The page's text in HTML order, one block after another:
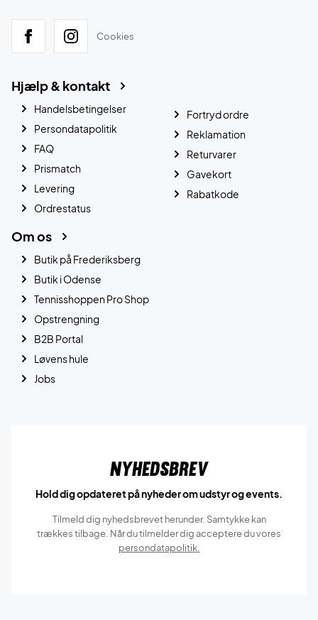
Cookies
Hjælp & kontakt
Handelsbetingelser
Persondatapolitik
FAQ
Prismatch
Levering
Ordrestatus
Fortryd ordre
Reklamation
Returvarer
Gavekort
Rabatkode
Om os
Butik på Frederiksberg
Butik i Odense
Tennisshoppen Pro Shop
Opstrengning
B2B Portal
Løvens hule
Jobs
Nyhedsbrev
Hold dig opdateret på nyheder om udstyr og events.
Tilmeld dig nyhedsbrevet herunder. Samtykke kan
trækkes tilbage. Når du tilmelder dig acceptere du vores
persondatapolitik.